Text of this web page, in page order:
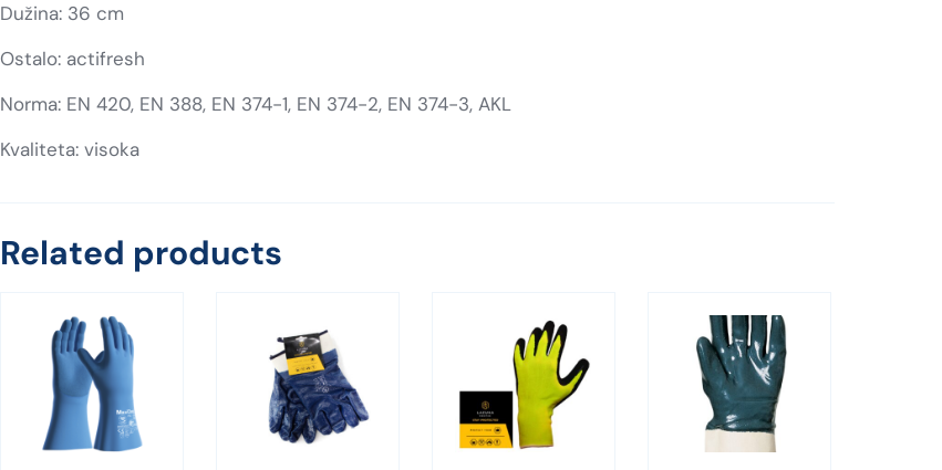
Dužina: 36 cm
Ostalo: actifresh
Norma: EN 420, EN 388, EN 374-1, EN 374-2, EN 374-3, AKL
Kvaliteta: visoka
Related products